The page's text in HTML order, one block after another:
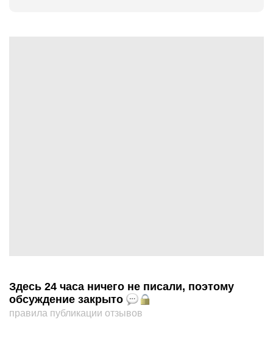
Здесь 24 часа ничего не писали, поэтому
обсуждение закрыто
правила публикации отзывов